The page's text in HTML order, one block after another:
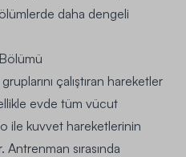
daha dengeli
çalıştıran hareketler
evde tüm vücut
ile kuvvet hareketlerinin
Antrenman sırasında